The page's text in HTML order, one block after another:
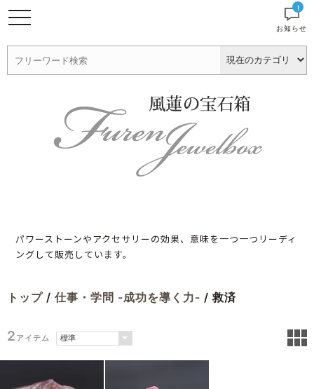
パワーストーンやアクセサリーの効果、意味を一つ一つリーディ
ングして販売しています。
!
お知らせ
トップ / 仕事・学問 -成功を導く力- / 救済
2 アイテム